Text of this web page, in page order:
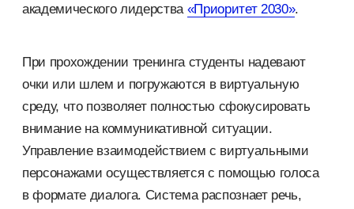
академического лидерства «Приоритет 2030».
При прохождении тренинга студенты надевают
очки или шлем и погружаются в виртуальную
среду, что позволяет полностью сфокусировать
внимание на коммуникативной ситуации.
Управление взаимодействием с виртуальными
персонажами осуществляется с помощью голоса
в формате диалога. Система распознает речь,